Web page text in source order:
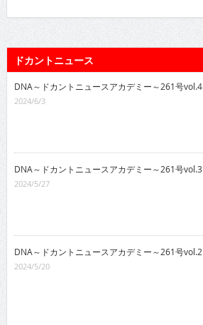
ドカントニュース
DNA～ドカントニュースアカデミー～261号vol.4
2024/6/3
DNA～ドカントニュースアカデミー～261号vol.3
2024/5/27
DNA～ドカントニュースアカデミー～261号vol.2
2024/5/20